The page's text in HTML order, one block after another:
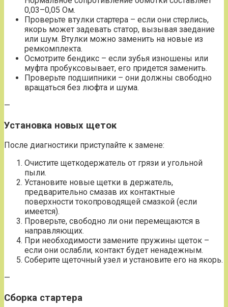
0,03–0,05 Ом.
Проверьте втулки стартера – если они стерлись,
якорь может задевать статор, вызывая заедание
или шум. Втулки можно заменить на новые из
ремкомплекта.
Осмотрите бендикс – если зубья изношены или
муфта пробуксовывает, его придется заменить.
Проверьте подшипники – они должны свободно
вращаться без люфта и шума.
—
Установка новых щеток
После диагностики приступайте к замене:
Очистите щеткодержатель от грязи и угольной
пыли.
Установите новые щетки в держатель,
предварительно смазав их контактные
поверхности токопроводящей смазкой (если
имеется).
Проверьте, свободно ли они перемещаются в
направляющих.
При необходимости замените пружины щеток –
если они ослабли, контакт будет ненадежным.
Соберите щеточный узел и установите его на якорь.
—
Сборка стартера